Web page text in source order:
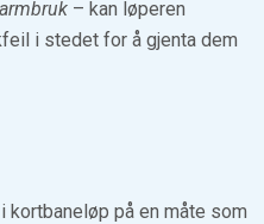
– kan løperen
i stedet for å gjenta dem
kortbaneløp på en måte som